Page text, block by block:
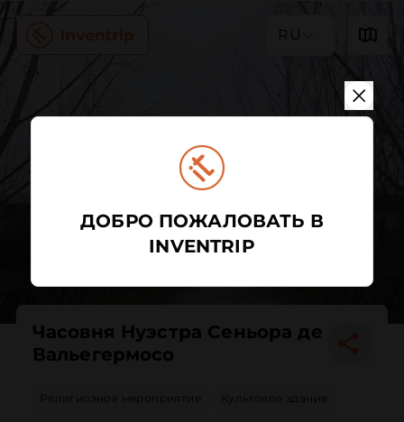
RU
Часовня Нуэстра Сеньора де
Вальегермосо
Религиозное мероприятие Культовое здание
ДОБРО ПОЖАЛОВАТЬ В
INVENTRIP